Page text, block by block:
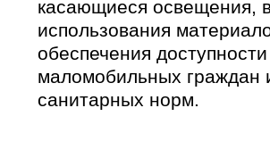
Цветовая гамма, освещение, текстура
материалов, наличие растений и
произведений искусства – все эти
элементы дизайна оказывают влияние
на психологическое состояние
посетителей. Необходимо создавать
такие дизайн проекты интерьера,